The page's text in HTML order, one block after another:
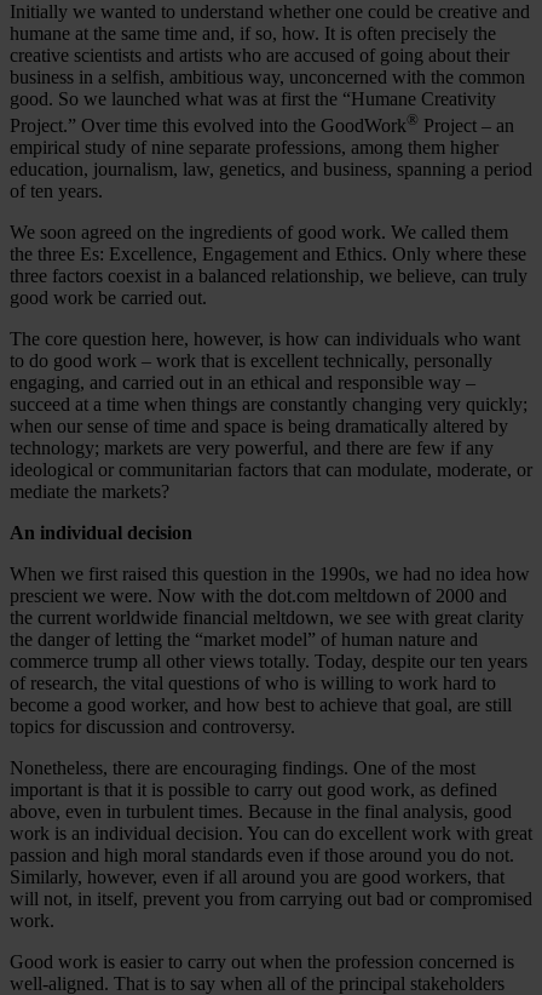
Initially we wanted to understand whether one could be creative and
humane at the same time and, if so, how. It is often precisely the
creative scientists and artists who are accused of going about their
business in a selfish, ambitious way, unconcerned with the common
good. So we launched what was at first the “Humane Creativity
Project.” Over time this evolved into the GoodWork® Project – an
empirical study of nine separate professions, among them higher
education, journalism, law, genetics, and business, spanning a period
of ten years.
We soon agreed on the ingredients of good work. We called them
the three Es: Excellence, Engagement and Ethics. Only where these
three factors coexist in a balanced relationship, we believe, can truly
good work be carried out.
The core question here, however, is how can individuals who want
to do good work – work that is excellent technically, personally
engaging, and carried out in an ethical and responsible way –
succeed at a time when things are constantly changing very quickly;
when our sense of time and space is being dramatically altered by
technology; markets are very powerful, and there are few if any
ideological or communitarian factors that can modulate, moderate, or
mediate the markets?
An individual decision
When we first raised this question in the 1990s, we had no idea how
prescient we were. Now with the dot.com meltdown of 2000 and
the current worldwide financial meltdown, we see with great clarity
the danger of letting the “market model” of human nature and
commerce trump all other views totally. Today, despite our ten years
of research, the vital questions of who is willing to work hard to
become a good worker, and how best to achieve that goal, are still
topics for discussion and controversy.
Nonetheless, there are encouraging findings. One of the most
important is that it is possible to carry out good work, as defined
above, even in turbulent times. Because in the final analysis, good
work is an individual decision. You can do excellent work with great
passion and high moral standards even if those around you do not.
Similarly, however, even if all around you are good workers, that
will not, in itself, prevent you from carrying out bad or compromised
work.
Good work is easier to carry out when the profession concerned is
well-aligned. That is to say when all of the principal stakeholders